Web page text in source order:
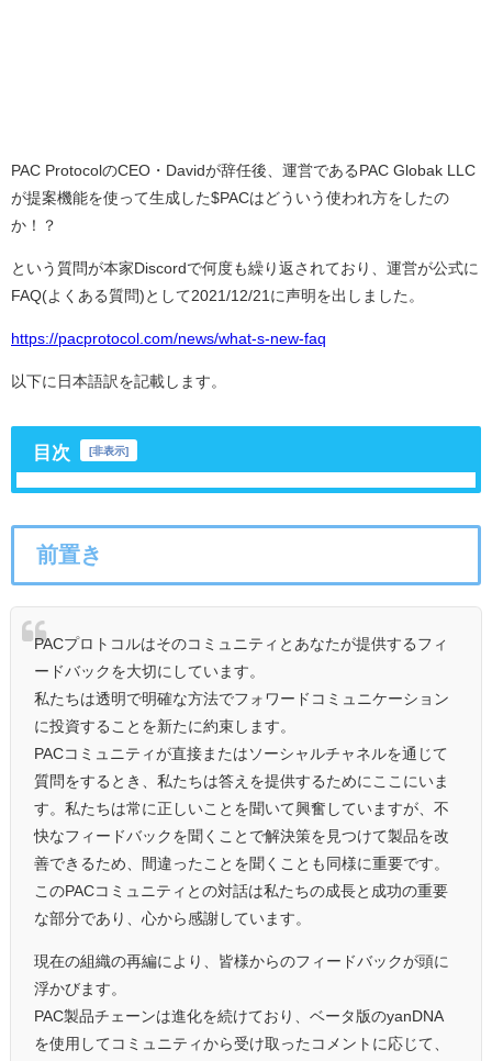
PAC ProtocolのCEO・Davidが辞任後、運営であるPAC Globak LLC
が提案機能を使って生成した$PACはどういう使われ方をしたの
か！？
という質問が本家Discordで何度も繰り返されており、運営が公式に
FAQ(よくある質問)として2021/12/21に声明を出しました。
https://pacprotocol.com/news/what-s-new-faq
以下に日本語訳を記載します。
目次 [非表示]
前置き
PACプロトコルはそのコミュニティとあなたが提供するフィ
ードバックを大切にしています。
私たちは透明で明確な方法でフォワードコミュニケーション
に投資することを新たに約束します。
PACコミュニティが直接またはソーシャルチャネルを通じて
質問をするとき、私たちは答えを提供するためにここにいま
す。私たちは常に正しいことを聞いて興奮していますが、不
快なフィードバックを聞くことで解決策を見つけて製品を改
善できるため、間違ったことを聞くことも同様に重要です。
このPACコミュニティとの対話は私たちの成長と成功の重要
な部分であり、心から感謝しています。
現在の組織の再編により、皆様からのフィードバックが頭に
浮かびます。
PAC製品チェーンは進化を続けており、ベータ版のyanDNA
を使用してコミュニティから受け取ったコメントに応じて、